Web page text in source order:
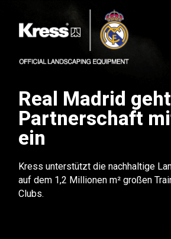
Real Madrid geht
Partnerschaft
ein
Kress unterstützt die nachhaltige
auf dem 1,2 Millionen m² großen
Clubs.